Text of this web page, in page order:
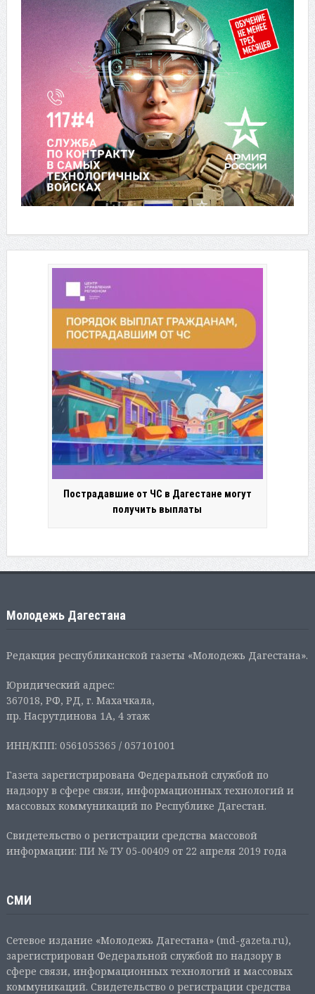
Пострадавшие от ЧС в Дагестане могут
получить выплаты
Молодежь Дагестана
Редакция республиканской газеты «Молодежь Дагестана».
Юридический адрес:
367018, РФ, РД, г. Махачкала,
пр. Насрутдинова 1А, 4 этаж
ИНН/КПП: 0561055365 / 057101001
Газета зарегистрирована Федеральной службой по
надзору в сфере связи, информационных технологий и
массовых коммуникаций по Республике Дагестан.
Свидетельство о регистрации средства массовой
информации: ПИ № ТУ 05-00409 от 22 апреля 2019 года
СМИ
Сетевое издание «Молодежь Дагестана» (md-gazeta.ru),
зарегистрирован Федеральной службой по надзору в
сфере связи, информационных технологий и массовых
коммуникаций. Свидетельство о регистрации средства